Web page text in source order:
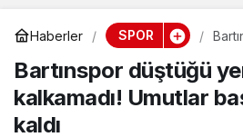
Haberler SPOR
Bartınspor düştüğü
kalkamadı! Umutlar
kaldı